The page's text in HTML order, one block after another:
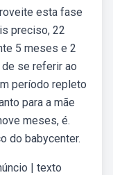
esta fase
preciso, 22
5 meses e 2
de se referir ao
período repleto
para a mãe
meses, é.
do babycenter.
| texto